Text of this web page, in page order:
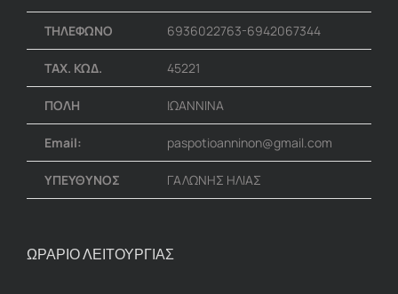
ΤΗΛΕΦΩΝΟ 6936022763-6942067344
ΤΑΧ. ΚΩΔ. 45221
ΠΟΛΗ ΙΩΑΝΝΙΝΑ
Email: paspotioanninon@gmail.com
ΥΠΕΥΘΥΝΟΣ ΓΑΛΩΝΗΣ ΗΛΙΑΣ
ΩΡΑΡΙΟ ΛΕΙΤΟΥΡΓΙΑΣ